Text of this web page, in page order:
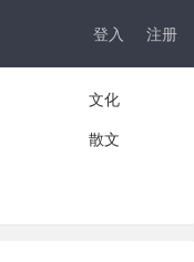
登入 注册
文化
散文